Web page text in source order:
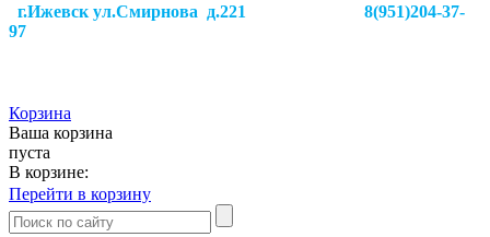
г.Ижевск ул.Смирнова д.221
8(951)204-37-
97
Корзина
Ваша корзина
пуста
В корзине:
Перейти в корзину